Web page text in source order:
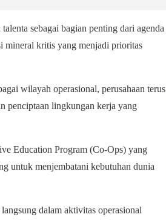
sebagai bagian penting dari agenda
mineral kritis yang menjadi prioritas
wilayah operasional, perusahaan terus
penciptaan lingkungan kerja yang
Education Program (Co-Ops) yang
untuk menjembatani kebutuhan dunia
dalam aktivitas operasional